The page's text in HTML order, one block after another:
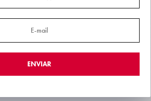
peça cheia de estilo urbano,
ENVIAR